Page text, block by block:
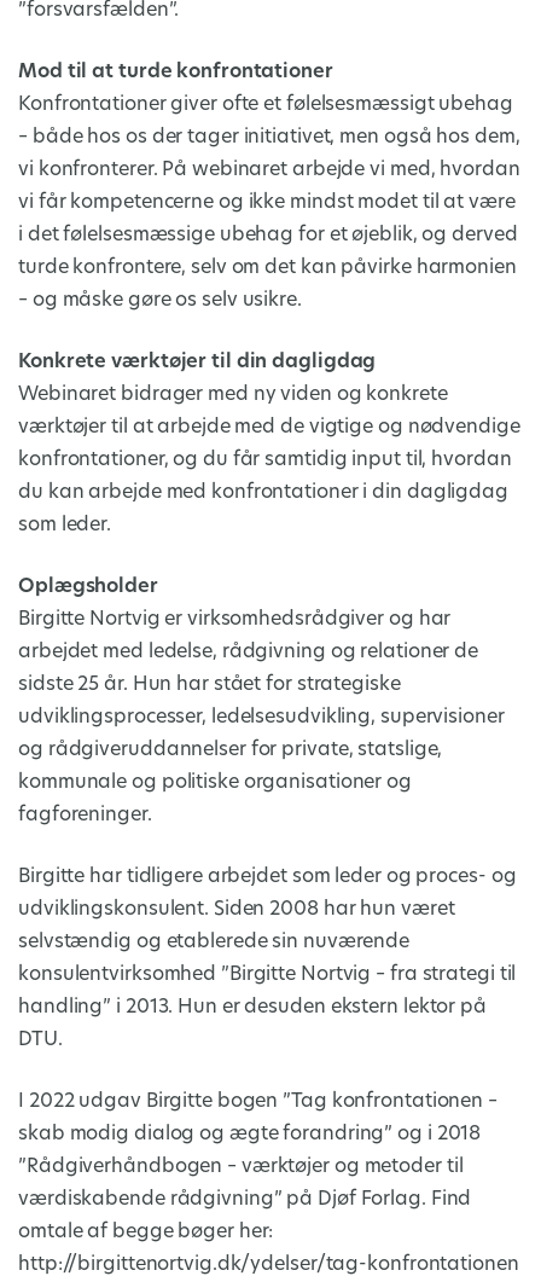
”forsvarsfælden”.
Mod til at turde konfrontationer
Konfrontationer giver ofte et følelsesmæssigt ubehag
– både hos os der tager initiativet, men også hos dem,
vi konfronterer. På webinaret arbejde vi med, hvordan
vi får kompetencerne og ikke mindst modet til at være
i det følelsesmæssige ubehag for et øjeblik, og derved
turde konfrontere, selv om det kan påvirke harmonien
– og måske gøre os selv usikre.
Konkrete værktøjer til din dagligdag
Webinaret bidrager med ny viden og konkrete
værktøjer til at arbejde med de vigtige og nødvendige
konfrontationer, og du får samtidig input til, hvordan
du kan arbejde med konfrontationer i din dagligdag
som leder.
Oplægsholder
Birgitte Nortvig er virksomhedsrådgiver og har
arbejdet med ledelse, rådgivning og relationer de
sidste 25 år. Hun har stået for strategiske
udviklingsprocesser, ledelsesudvikling, supervisioner
og rådgiveruddannelser for private, statslige,
kommunale og politiske organisationer og
fagforeninger.
Birgitte har tidligere arbejdet som leder og proces- og
udviklingskonsulent. Siden 2008 har hun været
selvstændig og etablerede sin nuværende
konsulentvirksomhed ”Birgitte Nortvig – fra strategi til
handling” i 2013. Hun er desuden ekstern lektor på
DTU.
I 2022 udgav Birgitte bogen ”Tag konfrontationen –
skab modig dialog og ægte forandring” og i 2018
”Rådgiverhåndbogen – værktøjer og metoder til
værdiskabende rådgivning” på Djøf Forlag. Find
omtale af begge bøger her:
http://birgittenortvig.dk/ydelser/tag-konfrontationen